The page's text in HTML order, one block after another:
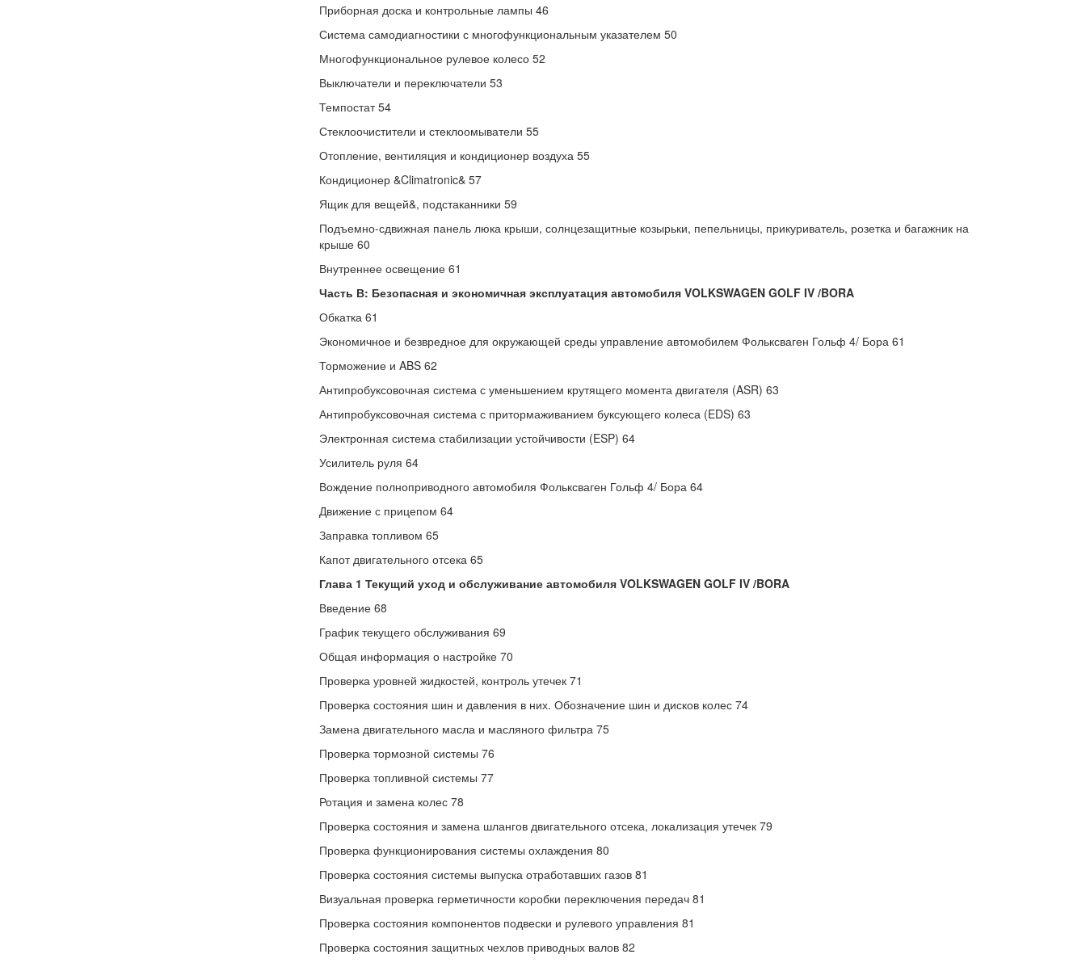
Приборная доска и контрольные лампы 46
Система самодиагностики с многофункциональным указателем 50
Многофункциональное рулевое колесо 52
Выключатели и переключатели 53
Темпостат 54
Стеклоочистители и стеклоомыватели 55
Отопление, вентиляция и кондиционер воздуха 55
Кондиционер &Climatronic& 57
Ящик для вещей&, подстаканники 59
Подъемно-сдвижная панель люка крыши, солнцезащитные козырьки, пепельницы, прикуриватель, розетка и багажник на
крыше 60
Внутреннее освещение 61
Часть В: Безопасная и экономичная эксплуатация автомобиля VOLKSWAGEN GOLF IV /BORA
Обкатка 61
Экономичное и безвредное для окружающей среды управление автомобилем Фольксваген Гольф 4/ Бора 61
Торможение и ABS 62
Антипробуксовочная система с уменьшением крутящего момента двигателя (ASR) 63
Антипробуксовочная система с притормаживанием буксующего колеса (EDS) 63
Электронная система стабилизации устойчивости (ESP) 64
Усилитель руля 64
Вождение полноприводного автомобиля Фольксваген Гольф 4/ Бора 64
Движение с прицепом 64
Заправка топливом 65
Капот двигательного отсека 65
Глава 1 Текущий уход и обслуживание автомобиля VOLKSWAGEN GOLF IV /BORA
Введение 68
График текущего обслуживания 69
Общая информация о настройке 70
Проверка уровней жидкостей, контроль утечек 71
Проверка состояния шин и давления в них. Обозначение шин и дисков колес 74
Замена двигательного масла и масляного фильтра 75
Проверка тормозной системы 76
Проверка топливной системы 77
Ротация и замена колес 78
Проверка состояния и замена шлангов двигательного отсека, локализация утечек 79
Проверка функционирования системы охлаждения 80
Проверка состояния системы выпуска отработавших газов 81
Визуальная проверка герметичности коробки переключения передач 81
Проверка состояния компонентов подвески и рулевого управления 81
Проверка состояния защитных чехлов приводных валов 82